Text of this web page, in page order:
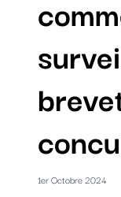
1er Octobre 2024